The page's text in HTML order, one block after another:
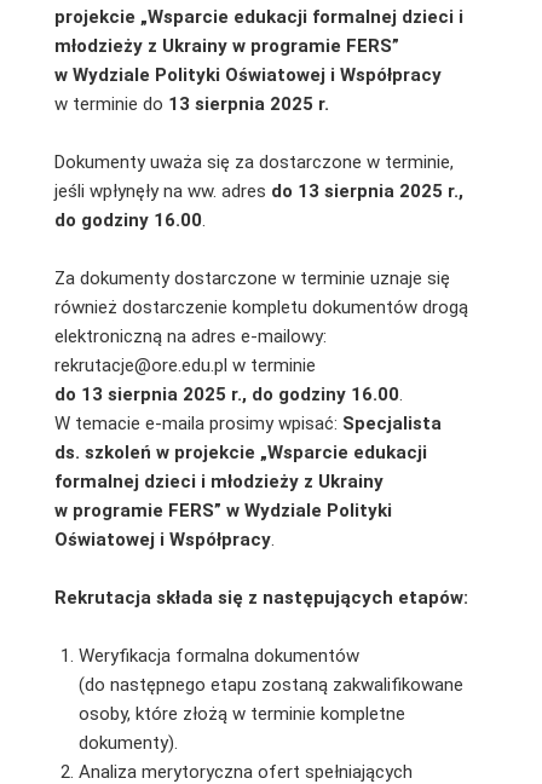
projekcie „Wsparcie edukacji formalnej dzieci i
młodzieży z Ukrainy w programie FERS”
w Wydziale Polityki Oświatowej i Współpracy
w terminie do 13 sierpnia 2025 r.
Dokumenty uważa się za dostarczone w terminie,
jeśli wpłynęły na ww. adres do 13 sierpnia 2025 r.,
do godziny 16.00.
Za dokumenty dostarczone w terminie uznaje się
również dostarczenie kompletu dokumentów drogą
elektroniczną na adres e-mailowy:
rekrutacje@ore.edu.pl w terminie
do 13 sierpnia 2025 r., do godziny 16.00.
W temacie e-maila prosimy wpisać: Specjalista
ds. szkoleń w projekcie „Wsparcie edukacji
formalnej dzieci i młodzieży z Ukrainy
w programie FERS” w Wydziale Polityki
Oświatowej i Współpracy.
Rekrutacja składa się z następujących etapów:
Weryfikacja formalna dokumentów
(do następnego etapu zostaną zakwalifikowane
osoby, które złożą w terminie kompletne
dokumenty).
Analiza merytoryczna ofert spełniających